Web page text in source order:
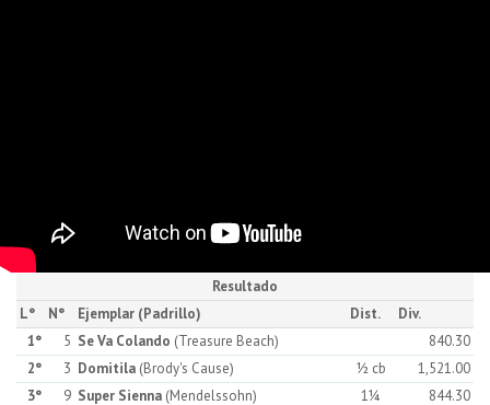
Resultado
L°
N° Ejemplar (Padrillo) Dist.
Div.
1°
5 Se Va Colando (Treasure Beach)
840.30
2°
3 Domitila (Brody's Cause) ½ cb
1,521.00
3°
9 Super Sienna (Mendelssohn) 1¼
844.30